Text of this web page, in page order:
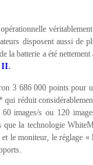
disposent aussi de
la batterie a été nettement
II.
3 686 000 points pour
qui réduit
images/s ou 120
que la technologie
le moniteur, le réglage «